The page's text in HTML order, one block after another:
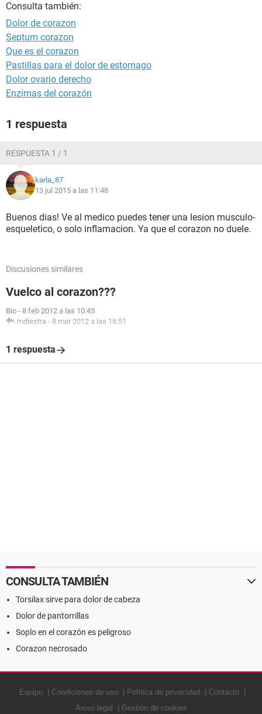
Consulta también:
Dolor de corazon
Septum corazon
Que es el corazon
Pastillas para el dolor de estomago
Dolor ovario derecho
Enzimas del corazón
1 respuesta
RESPUESTA 1 / 1
karla_87
13 jul 2015 a las 11:48
Buenos dias! Ve al medico puedes tener una lesion musculo-
esqueletico, o solo inflamacion. Ya que el corazon no duele.
Discusiones similares
Vuelco al corazon???
Bio - 8 feb 2012 a las 10:45
mdiestra - 8 mar 2012 a las 16:51
1 respuesta
CONSULTA TAMBIÉN
Torsilax sirve para dolor de cabeza
Dolor de pantorrillas
Soplo en el corazón es peligroso
Corazon necrosado
Equipo Condiciones de uso Política de privacidad
Contacto
Aviso legal
Gestión de cookies